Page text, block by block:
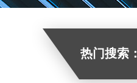
热门搜索：